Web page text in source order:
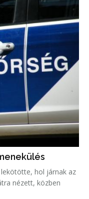
hol járnak az
nézett, közben